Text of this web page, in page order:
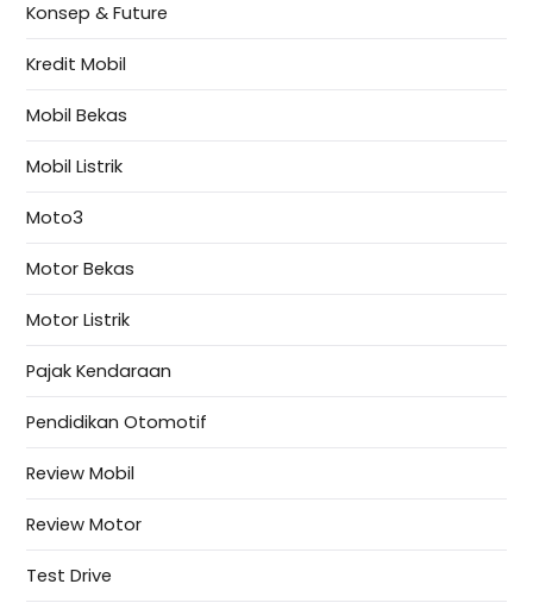
Konsep & Future
Kredit Mobil
Mobil Bekas
Mobil Listrik
Moto3
Motor Bekas
Motor Listrik
Pajak Kendaraan
Pendidikan Otomotif
Review Mobil
Review Motor
Test Drive